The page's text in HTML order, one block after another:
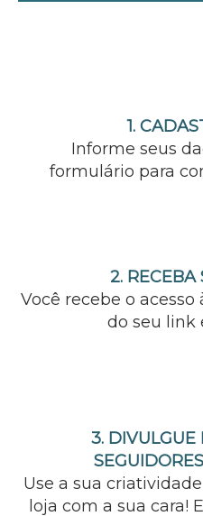
1.
Informe seus
formulário para
2. RECEBA
Você recebe o
do seu link
3. DIVULGUE
Use a sua
loja com a sua cara!